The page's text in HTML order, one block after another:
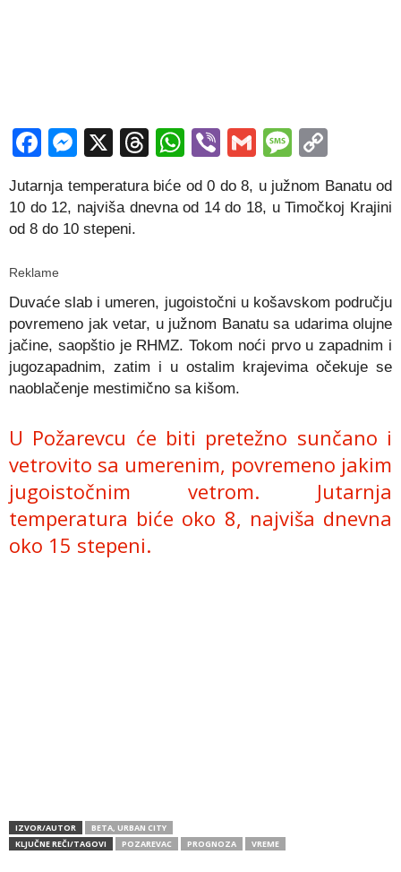
Facebook
Messenger
X Threads
WhatsApp
ViberGmail
Jutarnja temperatura biće od 0 do 8, u južnom Banatu od
10 do 12, najviša dnevna od 14 do 18, u Timočkoj Krajini
od 8 do 10 stepeni.
Reklame
Duvaće slab i umeren, jugoistočni u košavskom području
povremeno jak vetar, u južnom Banatu sa udarima olujne
jačine, saopštio je RHMZ. Tokom noći prvo u zapadnim i
jugozapadnim, zatim i u ostalim krajevima očekuje se
naoblačenje mestimično sa kišom.
U Požarevcu će biti pretežno sunčano i
vetrovito sa umerenim, povremeno jakim
jugoistočnim vetrom. Jutarnja
temperatura biće oko 8, najviša dnevna
oko 15 stepeni.
IZVOR/AUTOR
BETA, URBAN CITY
KLJUČNE REČI/TAGOVI
POZAREVAC PROGNOZA VREME